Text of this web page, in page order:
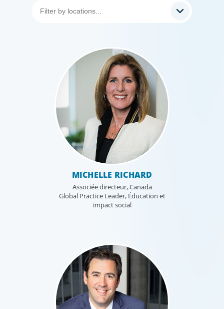
MICHELLE RICHARD
Associée directeur, Canada
Global Practice Leader, Éducation et
impact social